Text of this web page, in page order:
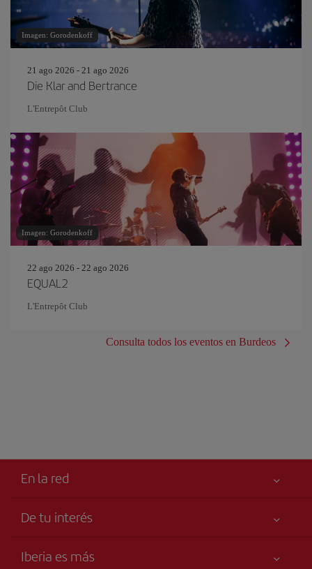
Imagen: Gorodenkoff
21 ago 2026 - 21 ago 2026
Die Klar and Bertrance
L'Entrepôt Club
Imagen: Gorodenkoff
22 ago 2026 - 22 ago 2026
EQUAL2
L'Entrepôt Club
Consulta todos los eventos en Burdeos
En la red
De tu interés
Accesibilidad
Iberia es más